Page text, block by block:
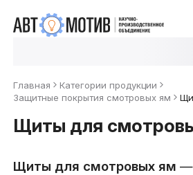
Главная
Категории продукции
Защитные покрытия смотровых ям
Щиты для
Щиты для смотровых ям —